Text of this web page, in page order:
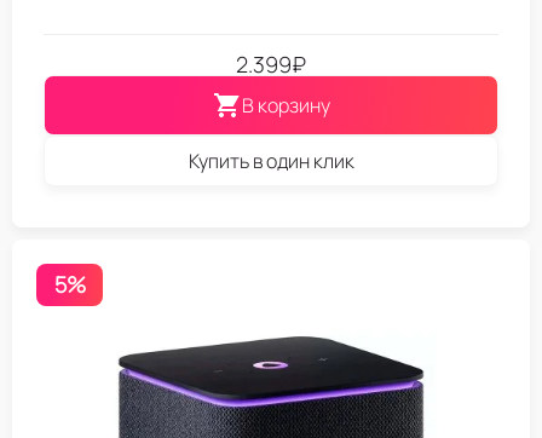
2.399₽
В корзину
Купить в один клик
5%